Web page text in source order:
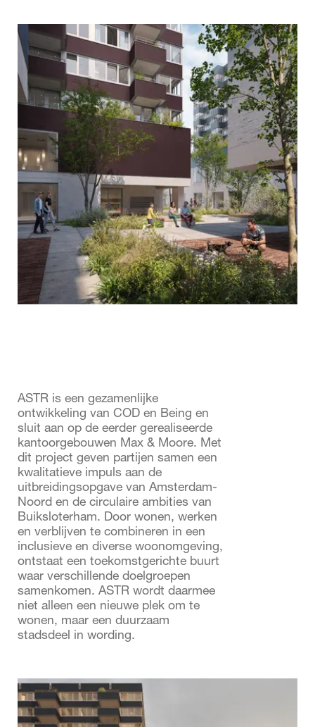
ASTR is een gezamenlijke
ontwikkeling van COD en Being en
sluit aan op de eerder gerealiseerde
kantoorgebouwen Max & Moore. Met
dit project geven partijen samen een
kwalitatieve impuls aan de
uitbreidingsopgave van Amsterdam-
Noord en de circulaire ambities van
Buiksloterham. Door wonen, werken
en verblijven te combineren in een
inclusieve en diverse woonomgeving,
ontstaat een toekomstgerichte buurt
waar verschillende doelgroepen
samenkomen. ASTR wordt daarmee
niet alleen een nieuwe plek om te
wonen, maar een duurzaam
stadsdeel in wording.